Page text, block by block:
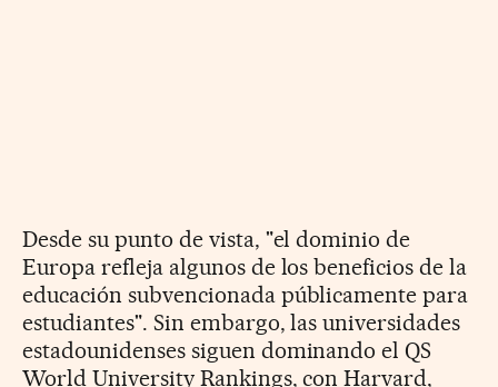
Desde su punto de vista, "el dominio de
Europa refleja algunos de los beneficios de la
educación subvencionada públicamente para
estudiantes". Sin embargo, las universidades
estadounidenses siguen dominando el QS
World University Rankings, con Harvard,